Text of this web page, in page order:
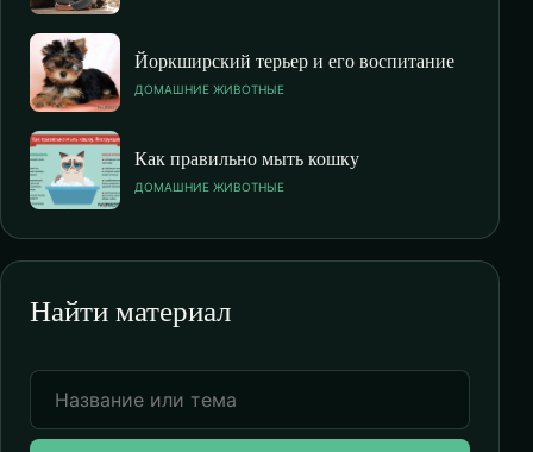
Йоркширский терьер и его воспитание
ДОМАШНИЕ ЖИВОТНЫЕ
Как правильно мыть кошку
ДОМАШНИЕ ЖИВОТНЫЕ
Найти материал